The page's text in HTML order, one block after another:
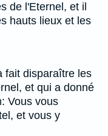
de l'Eternel, et il
hauts lieux et les
fait disparaître les
et qui a donné
Vous vous
et vous y